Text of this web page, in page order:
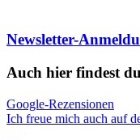
Newsletter-
Auch hier findest
Google-Rezensionen
Ich freue mich auch auf